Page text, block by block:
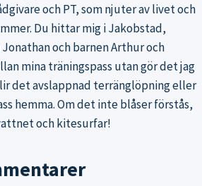
och PT, som njuter av livet och
Du hittar mig i Jakobstad,
och barnen Arthur och
mina träningspass utan gör det jag
det avslappnad terränglöpning eller
hemma. Om det inte blåser förstås,
och kitesurfar!